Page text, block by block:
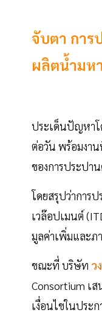
จับตา การ
ผลิตน้ำมห
ประเด็นปัญหาโ
ต่อวัน พร้อมงา
ของการประปา
โดยสรุปว่าการ
เวล๊อปเมนต์
มูลค่าเพิ่มและภ
ขณะที่ บริษัท ว
Consortium เ
เงื่อนไขในประก